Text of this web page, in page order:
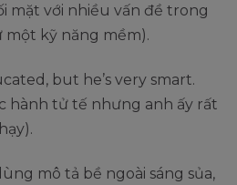
mặt với nhiều vấn đề trong
một kỹ năng mềm).
but he’s very smart.
hành tử tế nhưng anh ấy rất
mô tả bề ngoài sáng sủa,